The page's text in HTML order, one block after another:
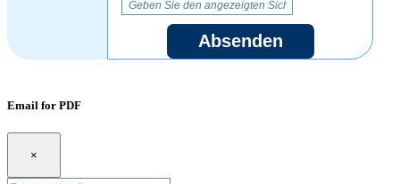
Absenden
Email for PDF
×